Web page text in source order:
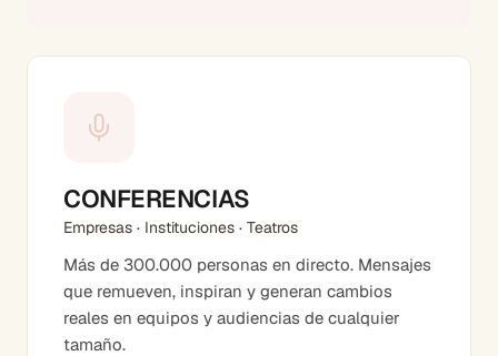
CONFERENCIAS
Empresas · Instituciones · Teatros
Más de 300.000 personas en directo. Mensajes
que remueven, inspiran y generan cambios
reales en equipos y audiencias de cualquier
tamaño.